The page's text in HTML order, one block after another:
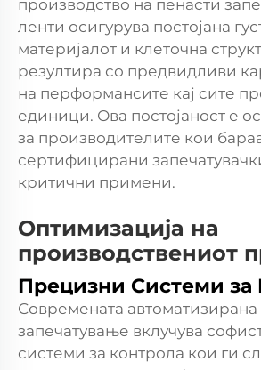
производство на пенасти
ленти осигурува постојана
материјалот и клеточна
резултира со предвидливи
на перформансите кај сите
единици. Ова постојаност е
за производителите кои
сертифицирани
критични примени.
Оптимизација на
производствениот
Прецизни Системи за
Современата
запечатување вклучува
системи за контрола кои ги